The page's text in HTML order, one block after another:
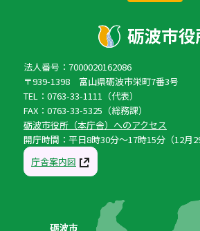
法人番号：7000020162086
〒939-1398 富山県砺波市栄町7番3号
TEL：0763-33-1111（代表）
FAX：0763-33-5325（総務課）
砺波市役所（本庁舎）へのアクセス
開庁時間：平日8時30分〜17時15分（12月
庁舎案内図